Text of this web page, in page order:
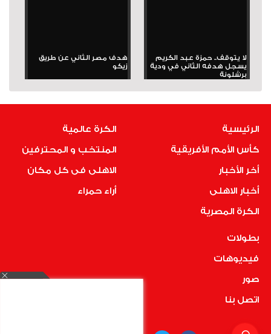
لا يتوقف.. حمزة عبد الكريم
يسجل هدفه الثاني في ودية
برشلونة
هدف مصر الثاني عن طريق
زيكو
الرئيسية
كأس الأمم الأفريقية
أخر الأخبار
أخبار الاهلى
الكرة المصرية
الكرة عالمية
المنتخب و المحترفين
الاهلى فى كل مكان
أراء حمراء
بطولات
فيديوهات
صور
اتصل بنا